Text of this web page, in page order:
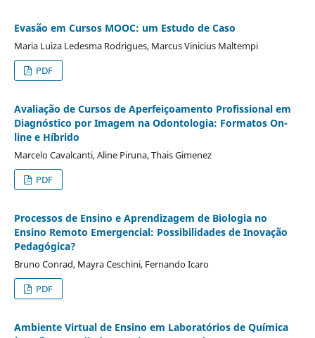
Evasão em Cursos MOOC: um Estudo de Caso
Maria Luiza Ledesma Rodrigues, Marcus Vinicius Maltempi
PDF
Avaliação de Cursos de Aperfeiçoamento Profissional em
Diagnóstico por Imagem na Odontologia: Formatos On-
line e Híbrido
Marcelo Cavalcanti, Aline Piruna, Thais Gimenez
PDF
Processos de Ensino e Aprendizagem de Biologia no
Ensino Remoto Emergencial: Possibilidades de Inovação
Pedagógica?
Bruno Conrad, Mayra Ceschini, Fernando Icaro
PDF
Ambiente Virtual de Ensino em Laboratórios de Química